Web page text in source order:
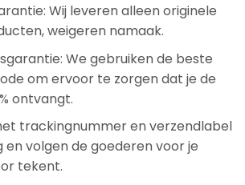
Wij leveren alleen originele
weigeren namaak.
We gebruiken de beste
om ervoor te zorgen dat je de
ontvangt.
trackingnummer en verzendlabel
en volgen de goederen voor je
tekent.